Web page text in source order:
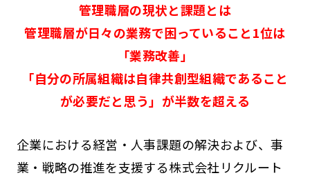
管理職層の現状と課題とは
管理職層が日々の業務で困っていること1位は
「業務改善」
「自分の所属組織は自律共創型組織であること
が必要だと思う」が半数を超える
企業における経営・人事課題の解決および、事
業・戦略の推進を支援する株式会社リクルート